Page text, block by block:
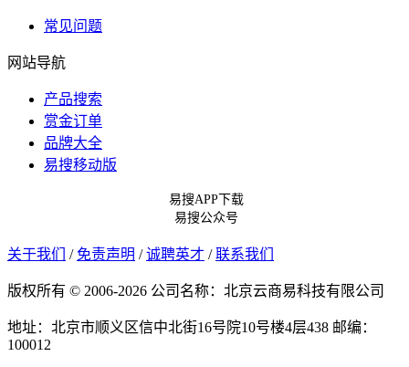
常见问题
网站导航
产品搜索
赏金订单
品牌大全
易搜移动版
易搜APP下载
易搜公众号
关于我们 / 免责声明 / 诚聘英才 / 联系我们
版权所有 © 2006-2026 公司名称：北京云商易科技有限公司
地址：北京市顺义区信中北街16号院10号楼4层438 邮编：
100012